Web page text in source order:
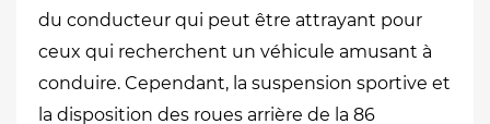
du conducteur qui peut être attrayant pour
ceux qui recherchent un véhicule amusant à
conduire. Cependant, la suspension sportive et
la disposition des roues arrière de la 86